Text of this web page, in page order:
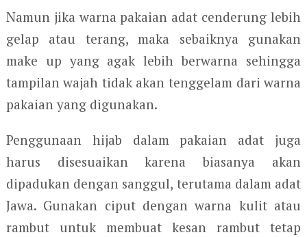
Namun jika warna pakaian adat cenderung lebih
gelap atau terang, maka sebaiknya gunakan
make up yang agak lebih berwarna sehingga
tampilan wajah tidak akan tenggelam dari warna
pakaian yang digunakan.
Penggunaan hijab dalam pakaian adat juga
harus disesuaikan karena biasanya akan
dipadukan dengan sanggul, terutama dalam adat
Jawa. Gunakan ciput dengan warna kulit atau
rambut untuk membuat kesan rambut tetap